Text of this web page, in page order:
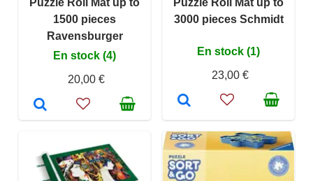
Puzzle Roll Mat up to
1500 pieces
Ravensburger
En stock (4)
20,00 €
Puzzle Roll Mat up to
3000 pieces Schmidt
En stock (1)
23,00 €